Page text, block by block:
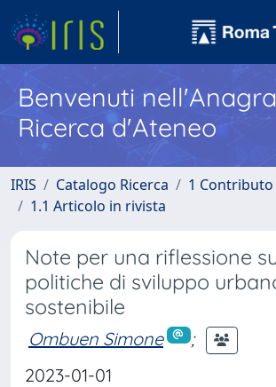
Benvenuti
Ricerca d'Ateneo
IRIS Catalogo Ricerca
1 Contributo
1.1 Articolo in rivista
Note per una riflessione
politiche di sviluppo
sostenibile
Ombuen Simone
;
2023-01-01